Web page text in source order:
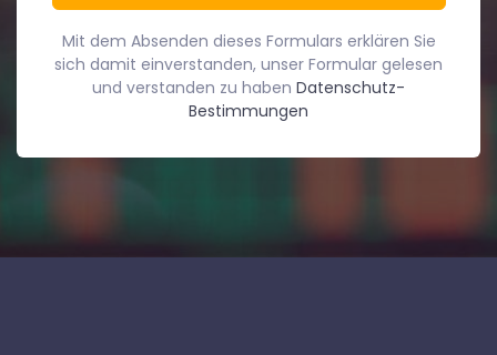
Mit dem Absenden dieses Formulars erklären Sie
sich damit einverstanden, unser Formular gelesen
und verstanden zu haben Datenschutz-
Bestimmungen